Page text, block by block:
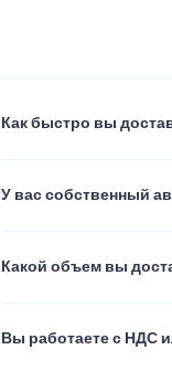
Как быстро вы
У вас собственный
Какой объем вы
Вы работаете с НДС